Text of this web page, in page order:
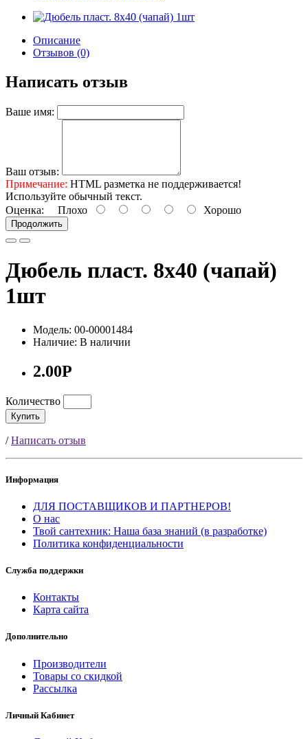
Описание
Отзывов (0)
Написать отзыв
Ваше имя:
Ваш отзыв:
Примечание: HTML разметка не поддерживается!
Используйте обычный текст.
Оценка: Плохо Хорошо
Продолжить
Дюбель пласт. 8х40 (чапай)
1шт
Модель: 00-00001484
Наличие: В наличии
2.00Р
Количество
Купить
/Написать отзыв
Информация
ДЛЯ ПОСТАВЩИКОВ И ПАРТНЕРОВ!
О нас
Твой сантехник: Наша база знаний (в разработке)
Политика конфиденциальности
Служба поддержки
Контакты
Карта сайта
Дополнительно
Производители
Товары со скидкой
Рассылка
Личный Кабинет